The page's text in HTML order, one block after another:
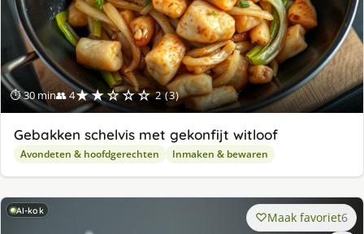
⏱ 30 min👥 4★★☆☆☆ 2 (3)
Gebakken schelvis met gekonfijt witloof
Avondeten & hoofdgerechten Inmaken & bewaren
AI-kok Maak favoriet6